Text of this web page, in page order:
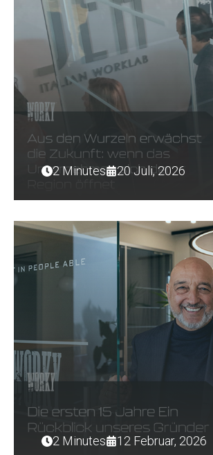
2 Minutes 20 Juli, 2026
2 Minutes 12 Februar, 2026